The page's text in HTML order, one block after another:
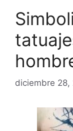
diciembre 28,